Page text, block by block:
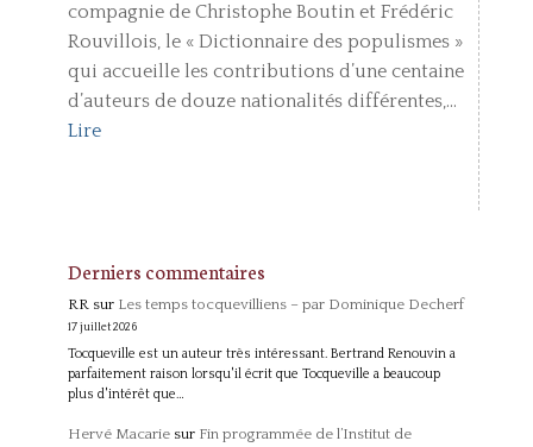
compagnie de Christophe Boutin et Frédéric
Rouvillois, le « Dictionnaire des populismes »
qui accueille les contributions d’une centaine
d’auteurs de douze nationalités différentes,...
Lire
Derniers commentaires
RRsur Les temps tocquevilliens – par Dominique Decherf
17 juillet 2026
Tocqueville est un auteur très intéressant. Bertrand Renouvin a
parfaitement raison lorsqu'il écrit que Tocqueville a beaucoup
plus d'intérêt que…
Hervé Macariesur Fin programmée de l’Institut de